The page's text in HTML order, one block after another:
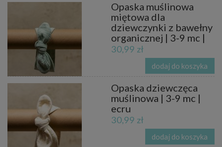
Opaska muślinowa
miętowa dla
dziewczynki z bawełny
organicznej | 3-9 mc |
30,99 zł
dodaj do koszyka
Opaska dziewczęca
muślinowa | 3-9 mc |
ecru
30,99 zł
dodaj do koszyka